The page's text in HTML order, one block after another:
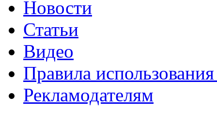
Новости
Статьи
Видео
Правила
Рекламодателям